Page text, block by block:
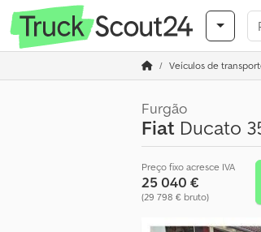
Veículos de
Furgão
Fiat Ducato
Preço fixo acresce IVA
25 040 €
(29 798 € bruto)